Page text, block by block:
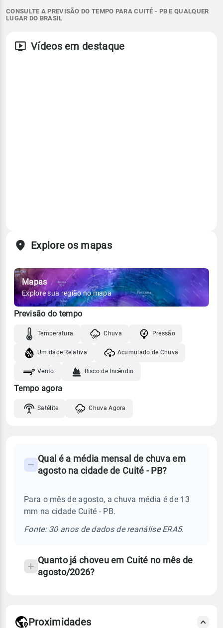
CONSULTE A PREVISÃO DO TEMPO PARA CUITÉ - PB E QUALQUER
LUGAR DO BRASIL
Vídeos em destaque
Explore os mapas
Mapas
Explore sua região no mapa
Previsão do tempo
Temperatura Chuva Pressão
Umidade Relativa Acumulado de Chuva
Vento Risco de Incêndio
Tempo agora
Satélite Chuva Agora
Perguntas
sobre
chuva
Qual é a média mensal de chuva em
agosto na cidade de Cuité - PB?
Para o mês de agosto, a chuva média é de 13
mm na cidade Cuité - PB.
Fonte: 30 anos de dados de reanálise ERA5.
Quanto já choveu em Cuité no mês de
agosto/2026?
Proximidades